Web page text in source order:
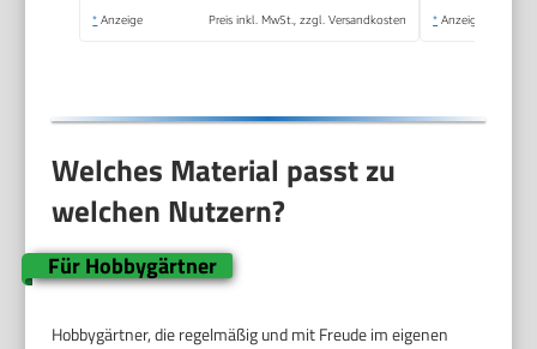
Kompostsieb nutzbar,
* Anzeige Preis inkl. MwSt., zzgl. Versandkosten * Anzeige
Welches Material passt zu
welchen Nutzern?
Für Hobbygärtner
Hobbygärtner, die regelmäßig und mit Freude im eigenen